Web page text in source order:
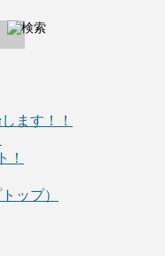
ます！！
！
ップ）